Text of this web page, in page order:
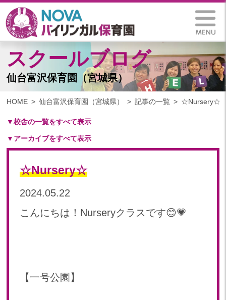
スクールブログ
仙台富沢保育園（宮城県）
HOME 仙台富沢保育園（宮城県） 記事の一覧 ☆Nursery☆
▼校舎の一覧をすべて表示
札幌保育園（北海道）
仙台八木山保育園（宮城県）
仙台富沢保育園（宮城県）
つくば西平塚保育園(茨城県)
札幌東雁来保育園(北海道)
▼アーカイブをすべて表示
2025年 03月(1)
2024年 09月(19)
2024年 05月(21)
☆Nursery☆
2024.05.22
こんにちは！Nurseryクラスです😊💗
【一号公園】